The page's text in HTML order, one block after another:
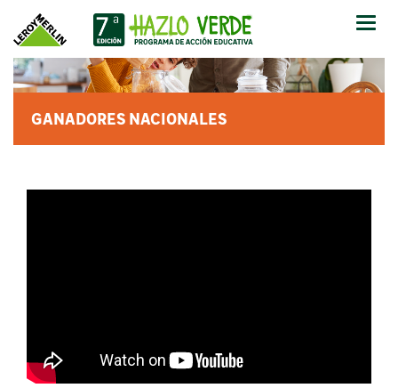
Abrir
GANADORES NACIONALES